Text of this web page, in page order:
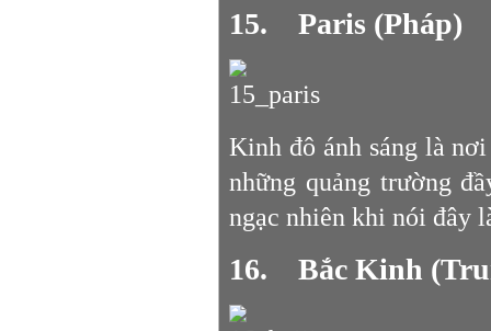
15. Paris (Pháp)
Kinh đô ánh sáng là
những quảng trường
ngạc nhiên khi nói đây
16. Bắc Kinh